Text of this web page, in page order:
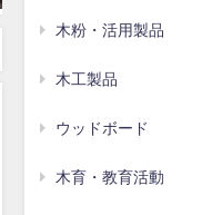
木粉・活用製品
木工製品
ウッドボード
木育・教育活動